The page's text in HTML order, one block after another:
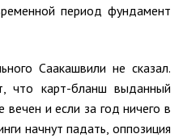
период фундамент
Саакашвили не сказал.
что карт-бланш выданный
и если за год ничего в
начнут падать, оппозиция